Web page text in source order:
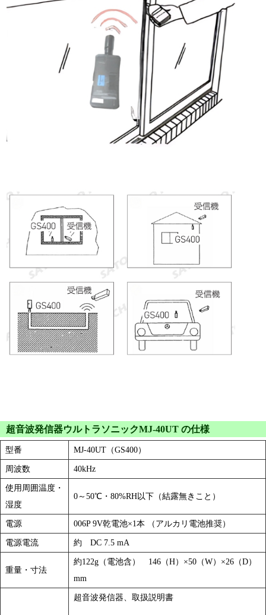
超音波発信器ウルトラソニックMJ-40UT の仕様
型番 MJ-40UT（GS400）
周波数 40kHz
使用周囲温度・
湿度
0～50℃・80%RH以下（結露無きこと）
電源 006P 9V乾電池×1本 （アルカリ電池推奨）
電源電流 約 DC 7.5 mA
重量・寸法
約122g（電池含） 146（H）×50（W）×26（D）
mm
超音波発信器、取扱説明書